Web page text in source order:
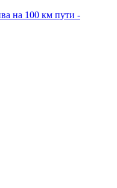
на 100 км пути -